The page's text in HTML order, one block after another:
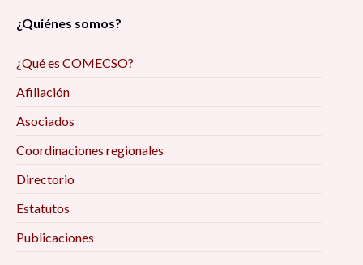
¿Quiénes somos?
¿Qué es COMECSO?
Afiliación
Asociados
Coordinaciones regionales
Directorio
Estatutos
Publicaciones